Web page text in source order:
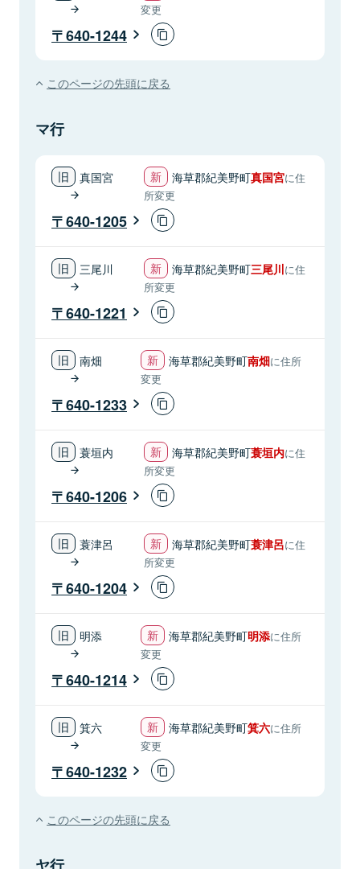
変更
640-1244
このページの先頭に戻る
マ行
真国宮 海草郡紀美野町真国宮に住
所変更
640-1205
三尾川 海草郡紀美野町三尾川に住
所変更
640-1221
南畑 海草郡紀美野町南畑に住所
変更
640-1233
蓑垣内 海草郡紀美野町蓑垣内に住
所変更
640-1206
蓑津呂 海草郡紀美野町蓑津呂に住
所変更
640-1204
明添 海草郡紀美野町明添に住所
変更
640-1214
箕六 海草郡紀美野町箕六に住所
変更
640-1232
このページの先頭に戻る
ヤ行